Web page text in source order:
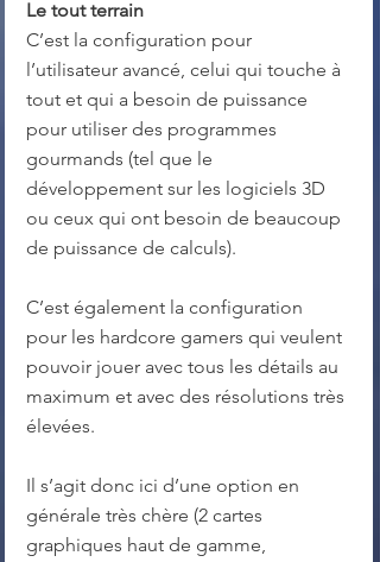
Le tout terrain
C’est la configuration pour
l’utilisateur avancé, celui qui touche à
tout et qui a besoin de puissance
pour utiliser des programmes
gourmands (tel que le
développement sur les logiciels 3D
ou ceux qui ont besoin de beaucoup
de puissance de calculs).
C’est également la configuration
pour les hardcore gamers qui veulent
pouvoir jouer avec tous les détails au
maximum et avec des résolutions très
élevées.
Il s’agit donc ici d’une option en
générale très chère (2 cartes
graphiques haut de gamme,